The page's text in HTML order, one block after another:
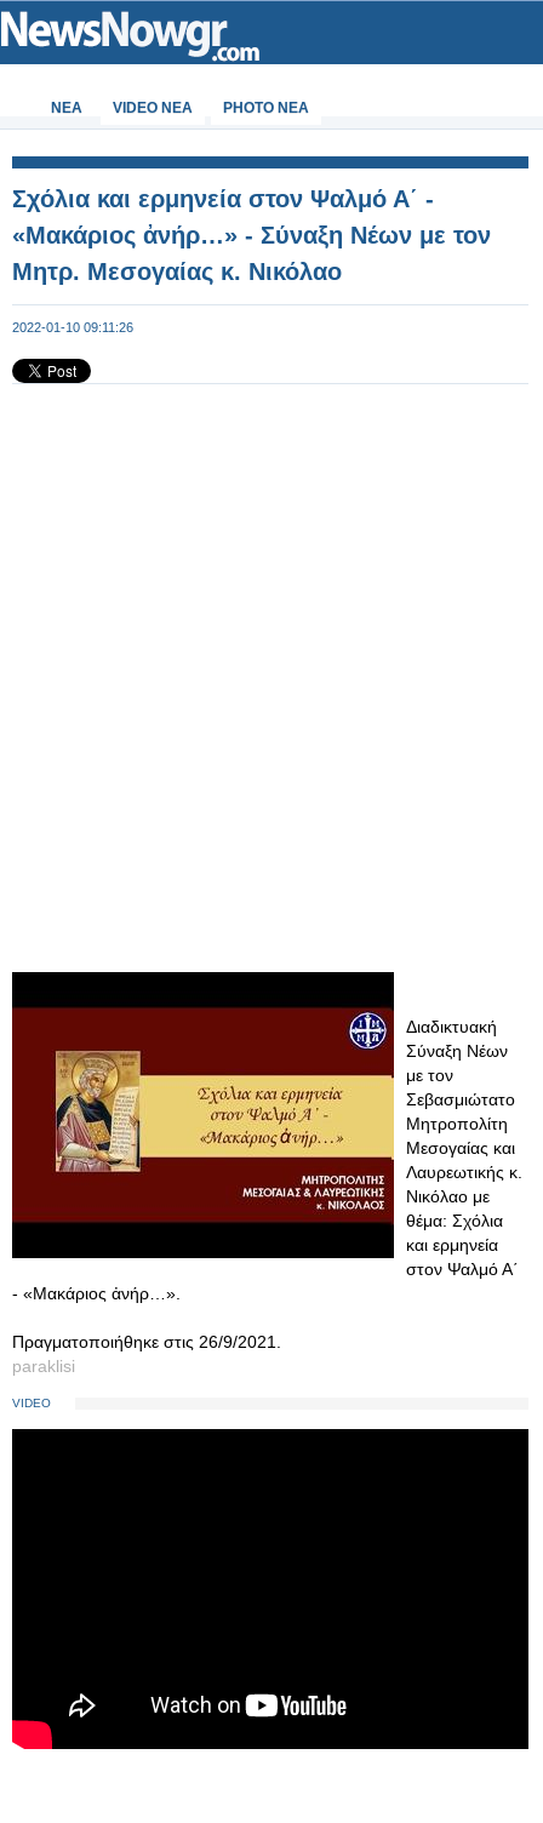
ΝΕΑ VIDEO NEA PHOTO NEA
Σχόλια και ερμηνεία στον Ψαλμό Α΄ -
«Μακάριος ἀνήρ…» - Σύναξη Νέων με τον
Μητρ. Μεσογαίας κ. Νικόλαο
2022-01-10 09:11:26
Διαδικτυακή
Σύναξη Νέων
με τον
Σεβασμιώτατο
Μητροπολίτη
Μεσογαίας και
Λαυρεωτικής κ.
Νικόλαο με
θέμα: Σχόλια
και ερμηνεία
στον Ψαλμό Α΄
- «Μακάριος ἀνήρ…».
Πραγματοποιήθηκε στις 26/9/2021.
paraklisi
VIDEO